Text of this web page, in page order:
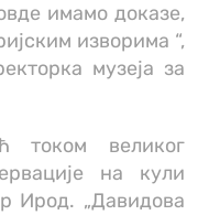
имамо доказе,
изворима “,
музеја за
током великог
на кули
Ирод. „Давидова